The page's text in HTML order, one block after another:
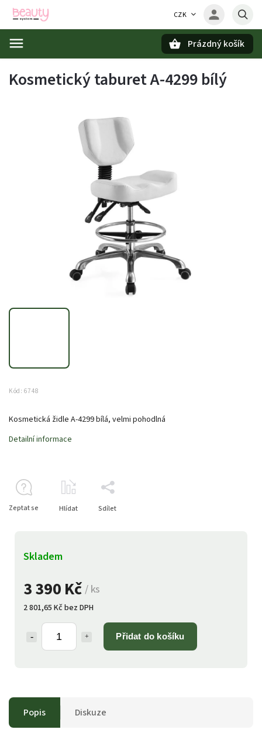
CZK
Prázdný košík
Kosmetický taburet A-4299 bílý
Kód: 6748
3 390 Kč/ ks
2 801,65 Kč bez DPH
Přidat do košíku
Skladem
Kosmetická židle A-4299 bílá, velmi pohodlná
Detailní informace
Zeptat se Hlídat Sdílet
Popis Diskuze